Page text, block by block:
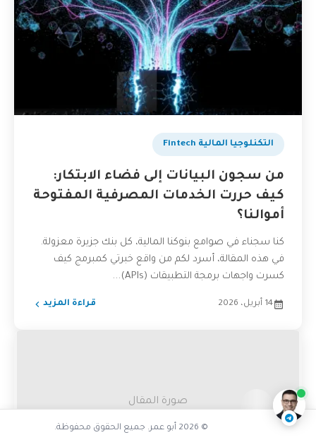
التكنلوجيا المالية Fintech
من سجون البيانات إلى فضاء الابتكار:
كيف حررت الخدمات المصرفية المفتوحة
أموالنا؟
كنا سجناء في صوامع بنوكنا المالية، كل بنك جزيرة معزولة.
في هذه المقالة، أسرد لكم من واقع خبرتي كمبرمج كيف
كسرت واجهات برمجة التطبيقات (APIs)...
14 أبريل، 2026 قراءة المزيد
صورة المقال
© 2026 أبو عمر. جميع الحقوق محفوظة.